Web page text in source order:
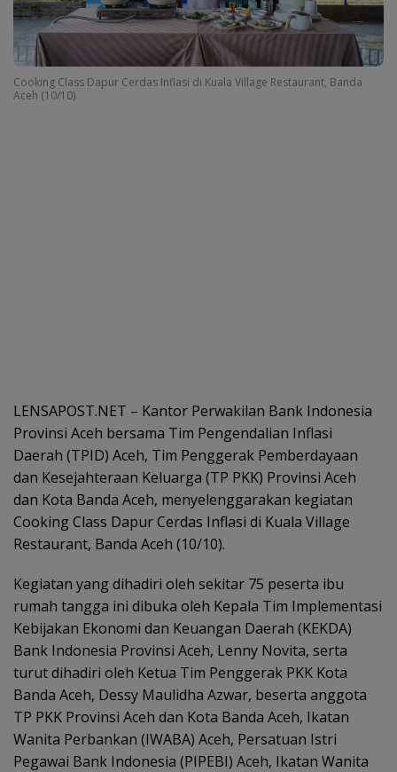
Cooking Class Dapur Cerdas Inflasi di Kuala Village Restaurant, Banda
Aceh (10/10).
LENSAPOST.NET – Kantor Perwakilan Bank Indonesia
Provinsi Aceh bersama Tim Pengendalian Inflasi
Daerah (TPID) Aceh, Tim Penggerak Pemberdayaan
dan Kesejahteraan Keluarga (TP PKK) Provinsi Aceh
dan Kota Banda Aceh, menyelenggarakan kegiatan
Cooking Class Dapur Cerdas Inflasi di Kuala Village
Restaurant, Banda Aceh (10/10).
Kegiatan yang dihadiri oleh sekitar 75 peserta ibu
rumah tangga ini dibuka oleh Kepala Tim Implementasi
Kebijakan Ekonomi dan Keuangan Daerah (KEKDA)
Bank Indonesia Provinsi Aceh, Lenny Novita, serta
turut dihadiri oleh Ketua Tim Penggerak PKK Kota
Banda Aceh, Dessy Maulidha Azwar, beserta anggota
TP PKK Provinsi Aceh dan Kota Banda Aceh, Ikatan
Wanita Perbankan (IWABA) Aceh, Persatuan Istri
Pegawai Bank Indonesia (PIPEBI) Aceh, Ikatan Wanita